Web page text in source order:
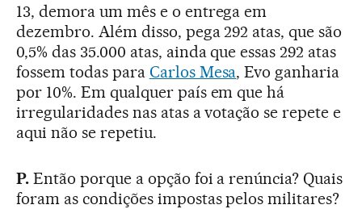
13, demora um mês e o entrega em
dezembro. Além disso, pega 292 atas, que são
0,5% das 35.000 atas, ainda que essas 292 atas
fossem todas para Carlos Mesa, Evo ganharia
por 10%. Em qualquer país em que há
irregularidades nas atas a votação se repete e
aqui não se repetiu.
P.Então porque a opção foi a renúncia? Quais
foram as condições impostas pelos militares?